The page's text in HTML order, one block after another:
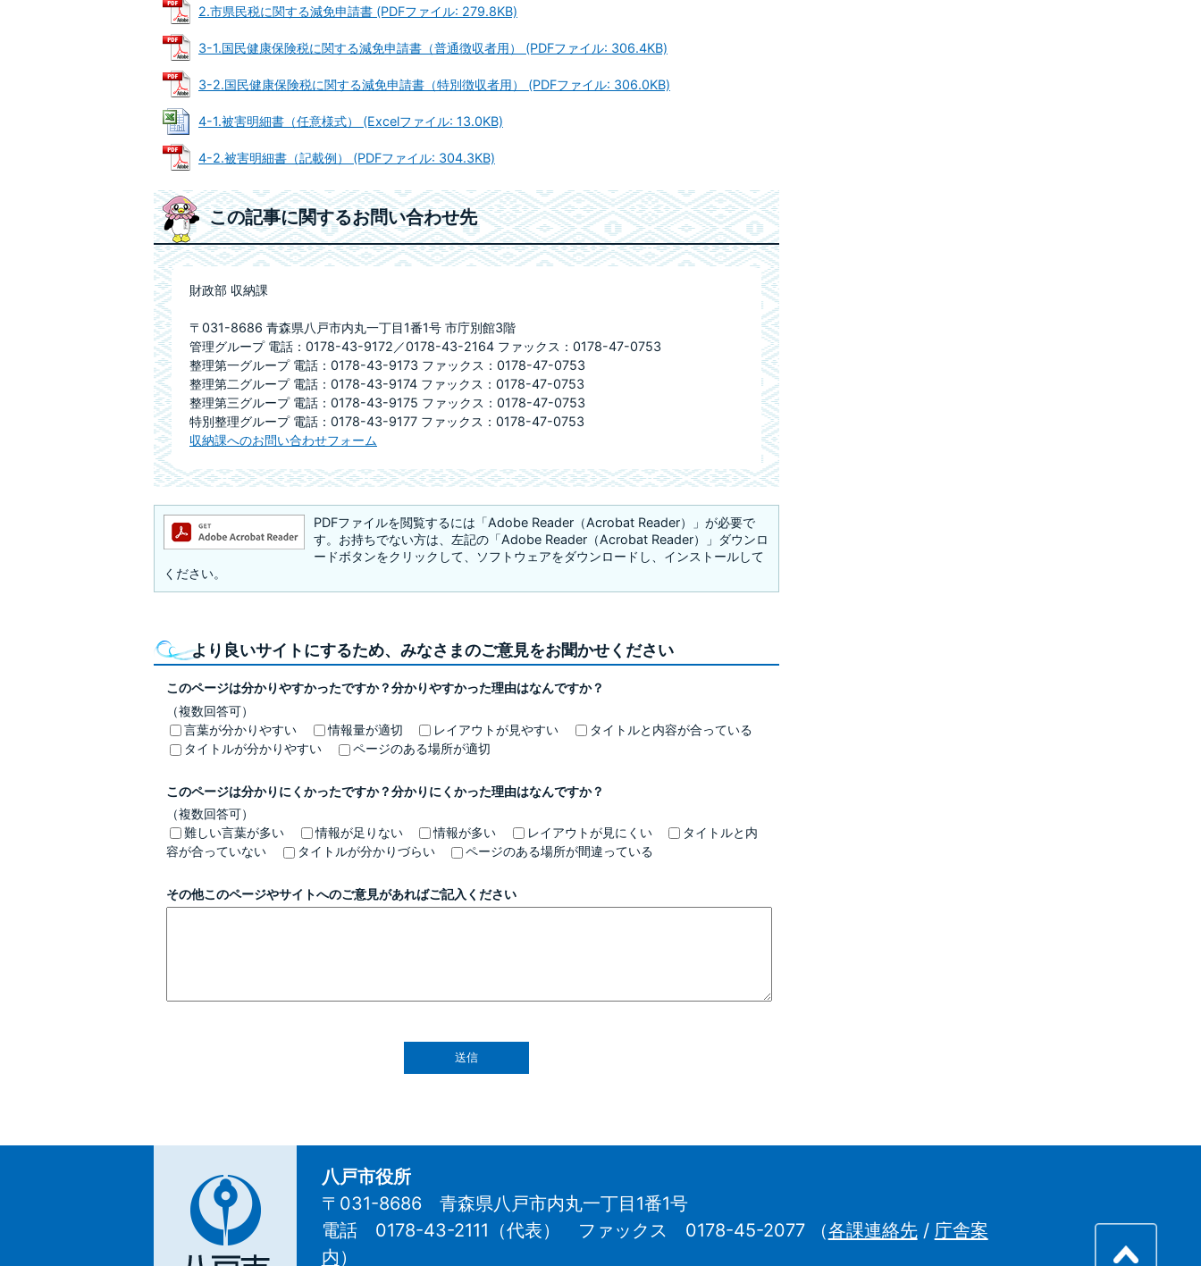
2.市県民税に関する減免申請書 (PDFファイル: 279.8KB)
3-1.国民健康保険税に関する減免申請書（普通徴収者用） (PDFファイル: 306.4KB)
3-2.国民健康保険税に関する減免申請書（特別徴収者用） (PDFファイル: 306.0KB)
4-1.被害明細書（任意様式） (Excelファイル: 13.0KB)
4-2.被害明細書（記載例） (PDFファイル: 304.3KB)
この記事に関するお問い合わせ先
財政部 収納課
〒031-8686 青森県八戸市内丸一丁目1番1号 市庁別館3階
管理グループ 電話：0178-43-9172／0178-43-2164 ファックス：0178-47-0753
整理第一グループ 電話：0178-43-9173 ファックス：0178-47-0753
整理第二グループ 電話：0178-43-9174 ファックス：0178-47-0753
整理第三グループ 電話：0178-43-9175 ファックス：0178-47-0753
特別整理グループ 電話：0178-43-9177 ファックス：0178-47-0753
収納課へのお問い合わせフォーム
PDFファイルを閲覧するには「Adobe Reader（Acrobat Reader）」が必要で
す。お持ちでない方は、左記の「Adobe Reader（Acrobat Reader）」ダウンロ
ードボタンをクリックして、ソフトウェアをダウンロードし、インストールして
ください。
より良いサイトにするため、みなさまのご意見をお聞かせください
このページは分かりやすかったですか？分かりやすかった理由はなんですか？
（複数回答可）
言葉が分かりやすい
情報量が適切 レイアウトが見やすい
タイトルと内容が合っている
タイトルが分かりやすい
ページのある場所が適切
このページは分かりにくかったですか？分かりにくかった理由はなんですか？
（複数回答可）
難しい言葉が多い
情報が足りない 情報が多い レイアウトが見にくい
タイトルと内
容が合っていない
タイトルが分かりづらい ページのある場所が間違っている
その他このページやサイトへのご意見があればご記入ください
八
八戸市役所
〒031-8686 青森県八戸市内丸一丁目1番1号
電話 0178-43-2111（代表） ファックス 0178-45-2077（各課連絡先/ 庁舎案
内 ）